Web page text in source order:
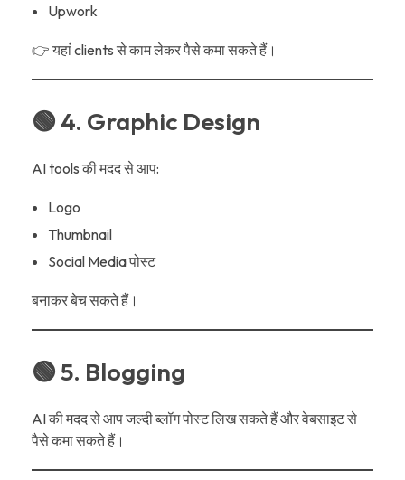
Upwork
👉 यहां clients से काम लेकर पैसे कमा सकते हैं।
🟢 4. Graphic Design
AI tools की मदद से आप:
Logo
Thumbnail
Social Media पोस्ट
बनाकर बेच सकते हैं।
🟢 5. Blogging
AI की मदद से आप जल्दी ब्लॉग पोस्ट लिख सकते हैं और वेबसाइट से
पैसे कमा सकते हैं।